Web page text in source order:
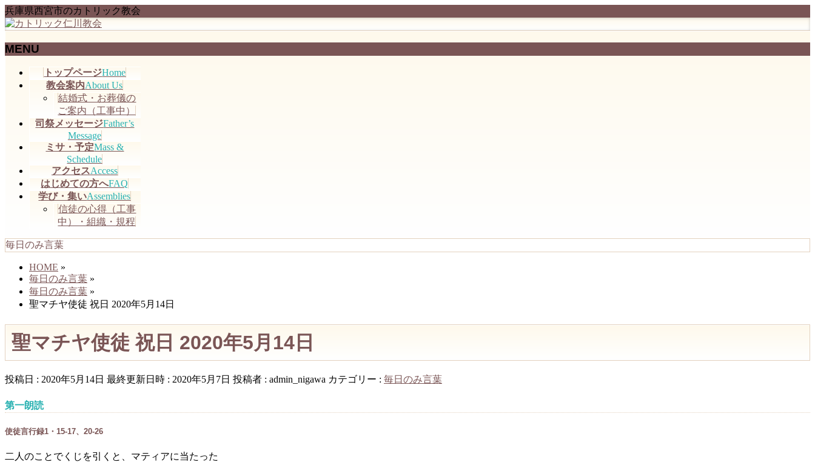
兵庫県西宮市のカトリック教会
MENU
トップページHome
教会案内About Us
結婚式・お葬儀の
ご案内（工事中）
司祭メッセージFather’s
Message
ミサ・予定Mass &
Schedule
アクセスAccess
はじめての方へFAQ
学び・集いAssemblies
信徒の心得（工事
中）・組織・規程
毎日のみ言葉
HOME »
毎日のみ言葉 »
毎日のみ言葉 »
聖マチヤ使徒 祝日 2020年5月14日
聖マチヤ使徒 祝日 2020年5月14日
投稿日 : 2020年5月14日 最終更新日時 : 2020年5月7日 投稿者 : admin_nigawa カテゴリー : 毎日のみ言葉
第一朗読
使徒言行録1・15-17、20-26
二人のことでくじを引くと、マティアに当たった